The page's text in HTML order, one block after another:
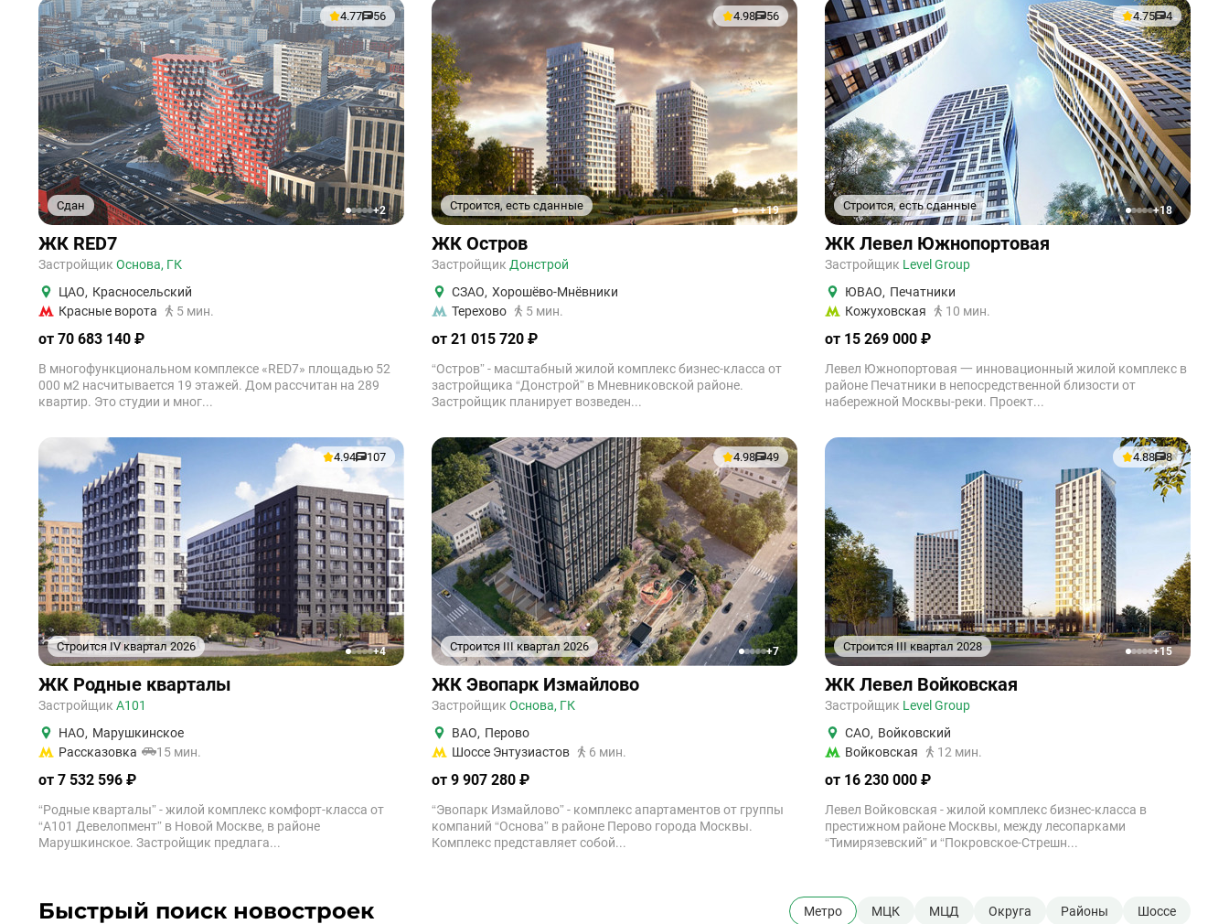
Сдан
4.77 56
12345+2
ЖК RED7
Застройщик Основа, ГК
ЦАО, Красносельский
Красные ворота
5 мин.
от 70 683 140 ₽
В многофункциональном комплексе «RED7» площадью 52
000 м2 насчитывается 19 этажей. Дом рассчитан на 289
квартир. Это студии и мног...
Строится, есть сданные
4.98 56
12345+19
ЖК Остров
Застройщик Донстрой
СЗАО, Хорошёво-Мнёвники
Терехово
5 мин.
от 21 015 720 ₽
“Остров” - масштабный жилой комплекс бизнес-класса от
застройщика “Донстрой” в Мневниковской районе.
Застройщик планирует возведен...
Строится, есть сданные
4.75 4
12345+18
ЖК Левел Южнопортовая
Застройщик Level Group
ЮВАО, Печатники
Кожуховская
10 мин.
от 15 269 000 ₽
Левел Южнопортовая 一 инновационный жилой комплекс в
районе Печатники в непосредственной близости от
набережной Москвы-реки. Проект...
Строится IV квартал 2026
4.94 107
12345+4
ЖК Родные кварталы
Застройщик А101
НАО, Марушкинское
Рассказовка
15 мин.
от 7 532 596 ₽
“Родные кварталы” - жилой комплекс комфорт-класса от
“А101 Девелопмент” в Новой Москве, в районе
Марушкинское. Застройщик предлага...
Строится III квартал 2026
4.98 49
12345+7
ЖК Эвопарк Измайлово
Застройщик Основа, ГК
ВАО, Перово
Шоссе Энтузиастов
6 мин.
от 9 907 280 ₽
“Эвопарк Измайлово” - комплекс апартаментов от группы
компаний “Основа” в районе Перово города Москвы.
Комплекс представляет собой...
Строится III квартал 2028
4.88 8
12345+15
ЖК Левел Войковская
Застройщик Level Group
САО, Войковский
Войковская
12 мин.
от 16 230 000 ₽
Левел Войковская - жилой комплекс бизнес-класса в
престижном районе Москвы, между лесопарками
“Тимирязевский” и “Покровское-Стрешн...
Быстрый поиск новостроек Метро МЦК МЦД Округа Районы Шоссе